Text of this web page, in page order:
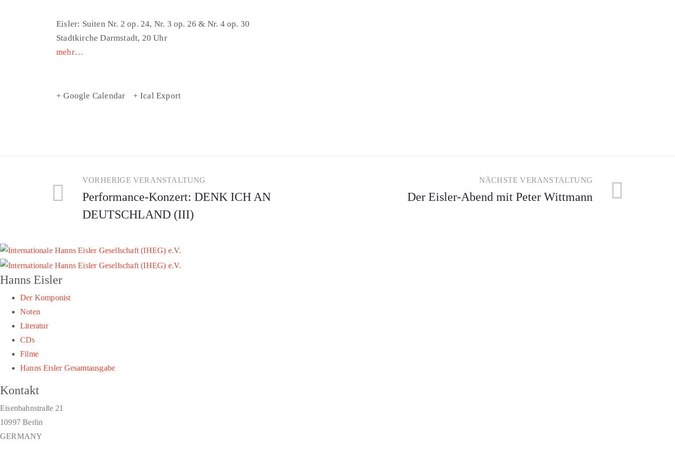
Eisler: Suiten Nr. 2 op. 24, Nr. 3 op. 26 & Nr. 4 op. 30
Stadtkirche Darmstadt, 20 Uhr
mehr…
+ Google Calendar + Ical Export
VORHERIGE VERANSTALTUNG
Performance-Konzert: DENK ICH AN
DEUTSCHLAND (III)
NÄCHSTE VERANSTALTUNG
Der Eisler-Abend mit Peter Wittmann
Hanns Eisler
Der Komponist
Noten
Literatur
CDs
Filme
Hanns Eisler Gesamtausgabe
Kontakt
Eisenbahnstraße 21
10997 Berlin
GERMANY